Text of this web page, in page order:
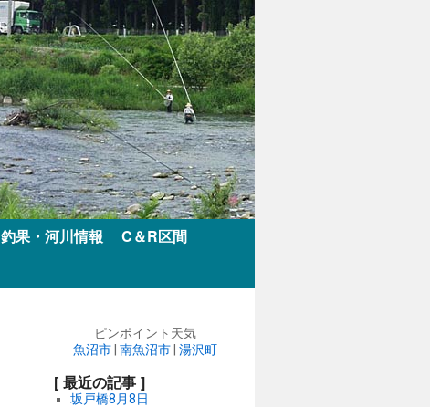
釣果・河川情報
C＆R区間
ピンポイント天気
魚沼市 南魚沼市 湯沢町
[ 最近の記事 ]
坂戸橋8月8日